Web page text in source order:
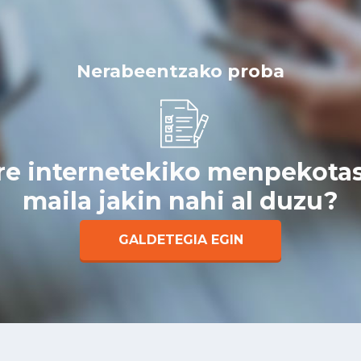
Nerabeentzako proba
internetekiko
maila jakin nahi al duzu?
GALDETEGIA EGIN